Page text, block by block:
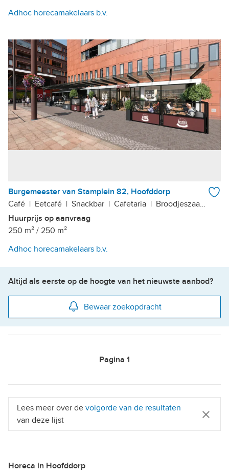
Adhoc horecamakelaars b.v.
Burgemeester van Stamplein 82, Hoofddorp
Café | Eetcafé | Snackbar | Cafetaria | Broodjeszaak
Huurprijs op aanvraag
250 m² / 250 m²
Adhoc horecamakelaars b.v.
Altijd als eerste op de hoogte van het nieuwste aanbod?
Bewaar zoekopdracht
Pagina 1
Lees meer over de volgorde van de resultaten
van deze lijst
Horeca in Hoofddorp